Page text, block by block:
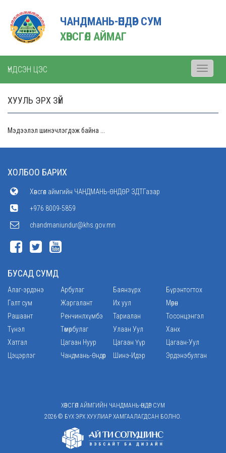
ЧАНДМАНЬ-ӨНДӨР СУМ
ХӨВСГӨЛ АЙМАГ
ҮНДСЭН ЦЭС
Toggle
ХУУЛЬ ЭРХ ЗҮЙ
Мэдээлэл шинэчлэгдэж байна ...
ХОЛБОО БАРИХ
Хөвсгөл аймгийн ЧАНДМАНЬ-ӨНДӨР ЗДТГазар
+976 8009-5859
chandmaniundur@khs.gov.mn
БУСАД СУМД
Алаг-эрдэнэ Арбулаг Баянзүрх
Бүрэнтогтох
Галт сум
Жаргалант Их уул
Мөрөн
Рашаант
Ренчинлхүмбэ Тариалан
Тосонцэнгэл
Түнэл
Төмөрбулаг Улаан Уул
Ханх
Хатгал
Цагаан Нуур Цагаан Үүр
Цагаан-Уул
Цэцэрлэг
Чандмань-Өндөр Шинэ-Идэр Эрдэнэбулган
ХӨВСГӨЛ АЙМГИЙН ЧАНДМАНЬ-ӨНДӨР СУМ
2026 © БҮХ ЭРХ ХУУЛИАР ХАМГААЛАГДСАН БОЛНО.